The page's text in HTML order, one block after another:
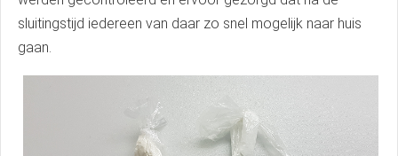
sluitingstijd iedereen van daar zo snel mogelijk naar huis
gaan.